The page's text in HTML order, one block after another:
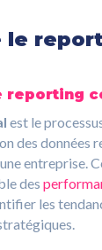
le
reporting
est le
des données
entreprise.
des
les